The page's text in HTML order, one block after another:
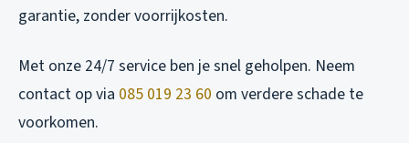
garantie, zonder voorrijkosten.
Met onze 24/7 service ben je snel geholpen. Neem
contact op via 085 019 23 60 om verdere schade te
voorkomen.